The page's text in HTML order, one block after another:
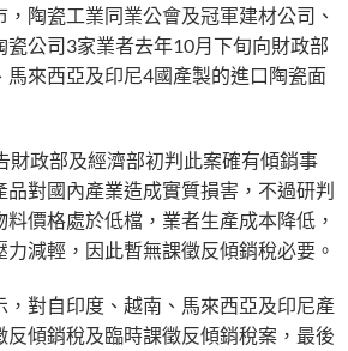
陶瓷工業同業公會及冠軍建材公司、
瓷公司3家業者去年10月下旬向財政部
馬來西亞及印尼4國產製的進口陶瓷面
財政部及經濟部初判此案確有傾銷事
對國內產業造成實質損害，不過研判
價格處於低檔，業者生產成本降低，
減輕，因此暫無課徵反傾銷稅必要。
，對自印度、越南、馬來西亞及印尼產
傾銷稅及臨時課徵反傾銷稅案，最後